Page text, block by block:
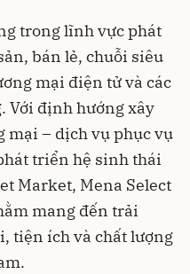
trong lĩnh vực phát
bán lẻ, chuỗi siêu
mại điện tử và các
Với định hướng xây
mại – dịch vụ phục vụ
triển hệ sinh thái
Market, Mena Select
mang đến trải
tiện ích và chất lượng